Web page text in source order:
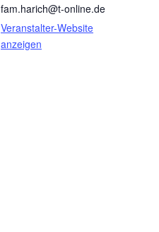
fam.harich@t-online.de
Veranstalter-Website
anzeigen